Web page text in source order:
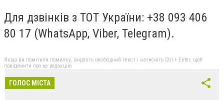
Для дзвінків з ТОТ України: +38 093 406
80 17 (WhatsApp, Viber, Telegram).
Якщо ви помітили помилку, виділіть необхідний текст і натисніть Ctrl + Enter, щоб
повідомити про це редакцію
ГОЛОС МІСТА